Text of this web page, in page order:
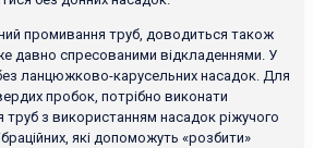
промивання труб, доводиться також
давно спресованими відкладеннями. У
ланцюжково-карусельних насадок. Для
пробок, потрібно виконати
труб з використанням насадок ріжучого
які допоможуть «розбити»